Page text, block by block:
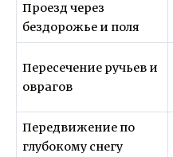
Проезд через
бездорожье и поля
Пересечение ручьев и
оврагов
Передвижение по
глубокому снегу